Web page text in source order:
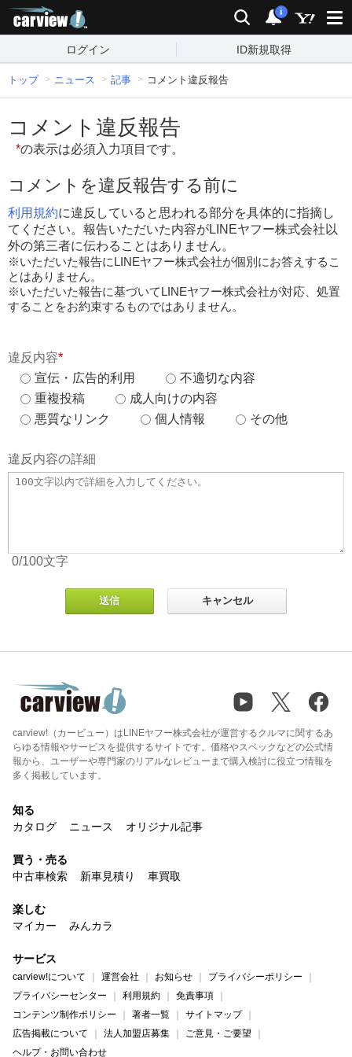
検索 通知
i
ログイン ID新規取得
トップ ニュース 記事 コメント違反報告
コメント違反報告
*の表示は必須入力項目です。
コメントを違反報告する前に
利用規約に違反していると思われる部分を具体的に指摘し
てください。報告いただいた内容がLINEヤフー株式会社以
外の第三者に伝わることはありません。
※いただいた報告にLINEヤフー株式会社が個別にお答えするこ
とはありません。
※いただいた報告に基づいてLINEヤフー株式会社が対応、処置
することをお約束するものではありません。
違反内容*
宣伝・広告的利用
不適切な内容
重複投稿
成人向けの内容
悪質なリンク
個人情報 その他
違反内容の詳細
0/100文字
carview!（カービュー）はLINEヤフー株式会社が運営するクルマに関するあ
らゆる情報やサービスを提供するサイトです。価格やスペックなどの公式情
報から、ユーザーや専門家のリアルなレビューまで購入検討に役立つ情報を
多く掲載しています。
知る
カタログ
ニュース オリジナル記事
買う・売る
中古車検索
新車見積り 車買取
楽しむ
マイカー
みんカラ
サービス
carview!について 運営会社 お知らせ
プライバシーポリシー
プライバシーセンター
利用規約
免責事項
コンテンツ制作ポリシー
著者一覧
サイトマップ
広告掲載について
法人加盟店募集
ご意見・ご要望
ヘルプ・お問い合わせ